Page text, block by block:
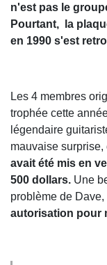
n'est pas le
Pourtant, la
en 1990 s'est
Les 4 membres
trophée cette
légendaire
mauvaise surprise,
avait été mis en
500 dollars. Une
problème de Dave,
autorisation pour